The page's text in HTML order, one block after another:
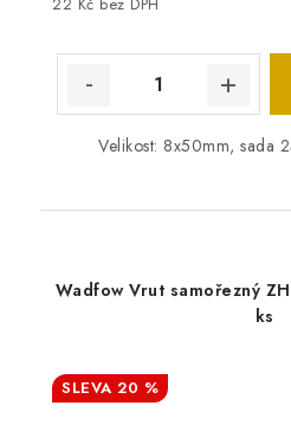
Velikost: 8x50mm, sada
Wadfow Vrut samořezný
ks
20 %